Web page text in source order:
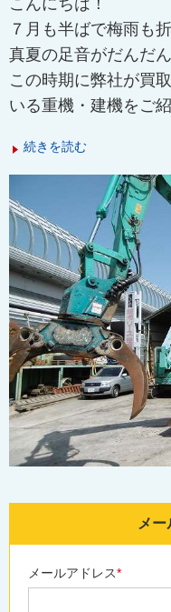
こんにちは！
７月も半ばで梅雨も
真夏の足音がだんだ
この時期に弊社が買
いる重機・建機をご
続きを読む
メ
メールアドレス*